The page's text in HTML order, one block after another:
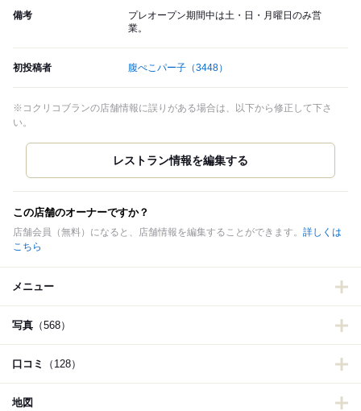
備考
プレオープン期間中は土・日・月曜日のみ営
業。
初投稿者 腹ぺこパー子 （3448）
※コクリコブランの店舗情報に誤りがある場合は、以下から修正して下さ
い。
この店舗のオーナーですか？
店舗会員（無料）になると、店舗情報を編集することができます。 詳しくは
こちら
メニュー
写真 （568）
口コミ （128）
地図